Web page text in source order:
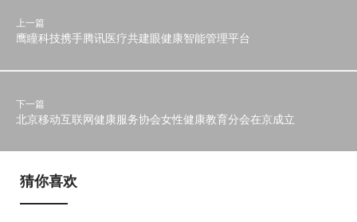
上一篇
鹰瞳科技携手腾讯医疗共建眼健康智能管理平台
下一篇
北京移动互联网健康服务协会女性健康教育分会在京成立
猜你喜欢